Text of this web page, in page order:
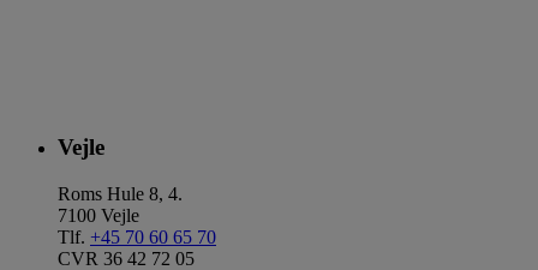
Vejle
Roms Hule 8, 4.
7100 Vejle
Tlf. +45 70 60 65 70
CVR 36 42 72 05